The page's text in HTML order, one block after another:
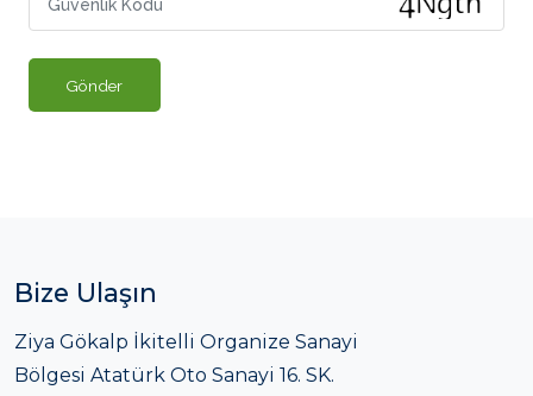
Gönder
Bize Ulaşın
Ziya Gökalp İkitelli Organize Sanayi
Bölgesi Atatürk Oto Sanayi 16. SK.